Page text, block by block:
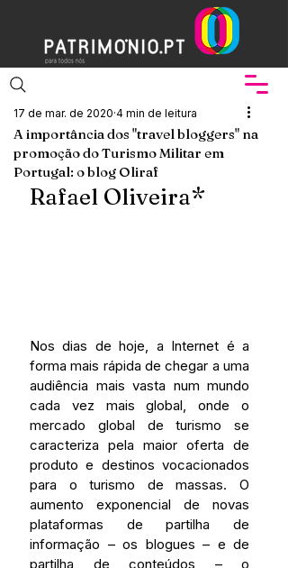
A importância dos "travel bloggers" na
promoção do Turismo Militar em
Portugal: o blog Oliraf
17 de mar. de 2020 4 min de leitura
Rafael Oliveira*
Nos dias de hoje, a Internet é a
forma mais rápida de chegar a uma
audiência mais vasta num mundo
cada vez mais global, onde o
mercado global de turismo se
caracteriza pela maior oferta de
produto e destinos vocacionados
para o turismo de massas. O
aumento exponencial de novas
plataformas de partilha de
informação – os blogues – e de